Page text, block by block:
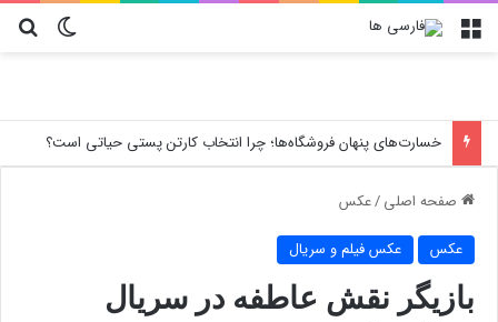
تغییر منو
خسارت‌های پنهان فروشگاه‌ها؛ چرا انتخاب کارتن پستی حیاتی است؟
صفحه اصلی/عکس
عکس عکس فیلم و سریال
بازیگر نقش عاطفه در سریال